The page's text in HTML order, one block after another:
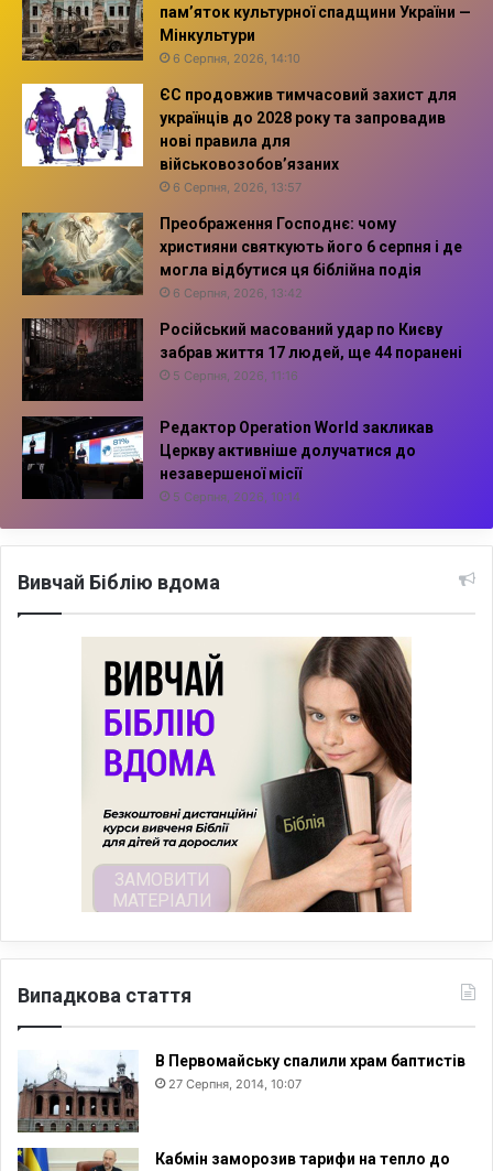
пам’яток культурної спадщини України —
Мінкультури
6 Серпня, 2026, 14:10
ЄС продовжив тимчасовий захист для
українців до 2028 року та запровадив
нові правила для
військовозобов’язаних
6 Серпня, 2026, 13:57
Преображення Господнє: чому
християни святкують його 6 серпня і де
могла відбутися ця біблійна подія
6 Серпня, 2026, 13:42
Російський масований удар по Києву
забрав життя 17 людей, ще 44 поранені
5 Серпня, 2026, 11:16
Редактор Operation World закликав
Церкву активніше долучатися до
незавершеної місії
5 Серпня, 2026, 10:14
Вивчай Біблію вдома
Випадкова стаття
В Первомайську спалили храм баптистів
27 Серпня, 2014, 10:07
Кабмін заморозив тарифи на тепло до